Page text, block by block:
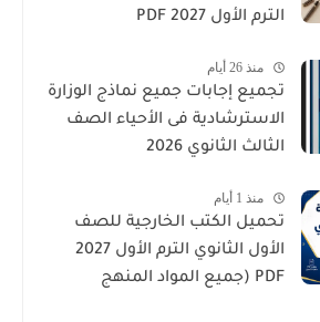
الترم الأول 2027 PDF
منذ 26 أيام
تجميع إجابات جميع نماذج الوزارة
الاسترشادية فى الأحياء الصف
الثالث الثانوي 2026
منذ 1 أيام
تحميل الكتب الخارجية للصف
الأول الثانوي الترم الأول 2027
PDF (جميع المواد المنهج